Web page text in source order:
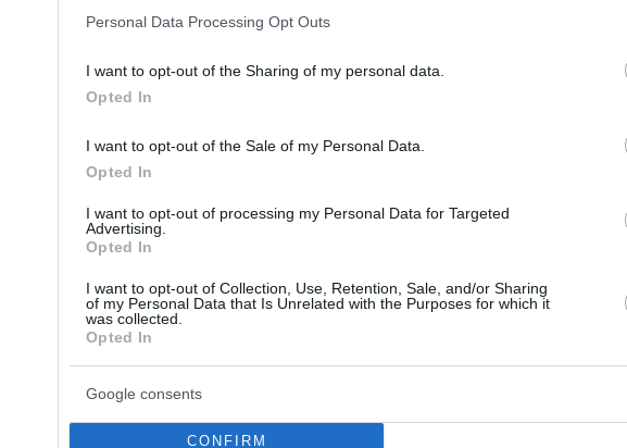
Personal Data Processing Opt Outs
I want to opt-out of the Sharing of my personal data.
Opted In
I want to opt-out of the Sale of my Personal Data.
Opted In
I want to opt-out of processing my Personal Data for Targeted
Advertising.
Opted In
I want to opt-out of Collection, Use, Retention, Sale, and/or Sharing
of my Personal Data that Is Unrelated with the Purposes for which it
was collected.
Opted In
Google consents
CONFIRM